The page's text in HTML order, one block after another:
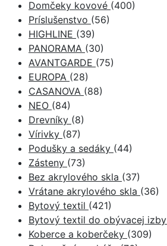
Domčeky kovové (400)
Príslušenstvo (56)
HIGHLINE (39)
PANORAMA (30)
AVANTGARDE (75)
EUROPA (28)
CASANOVA (88)
NEO (84)
Drevníky (8)
Vírivky (87)
Podušky a sedáky (44)
Zásteny (73)
Bez akrylového skla (37)
Vrátane akrylového skla (36)
Bytový textil (421)
Bytový textil do obývacej izby
Koberce a koberčeky (309)